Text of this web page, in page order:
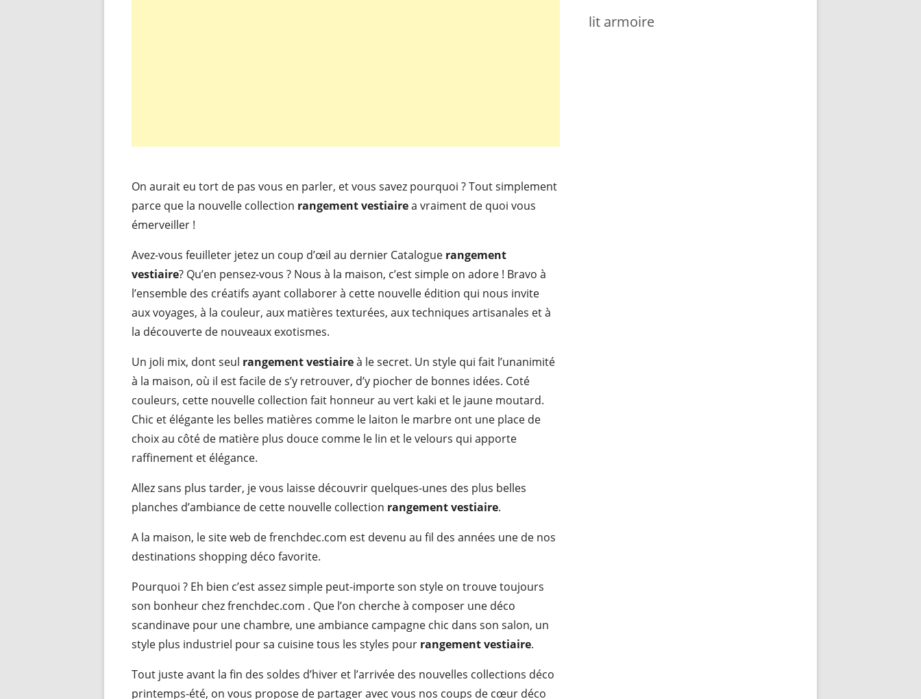
On aurait eu tort de pas vous en parler, et vous savez pourquoi ? Tout simplement
parce que la nouvelle collection rangement vestiairea vraiment de quoi vous
émerveiller !
Avez-vous feuilleter jetez un coup d’œil au dernier Catalogue rangement
vestiaire? Qu’en pensez-vous ? Nous à la maison, c’est simple on adore ! Bravo à
l’ensemble des créatifs ayant collaborer à cette nouvelle édition qui nous invite
aux voyages, à la couleur, aux matières texturées, aux techniques artisanales et à
la découverte de nouveaux exotismes.
Un joli mix, dont seul rangement vestiaireà le secret. Un style qui fait l’unanimité
à la maison, où il est facile de s’y retrouver, d’y piocher de bonnes idées. Coté
couleurs, cette nouvelle collection fait honneur au vert kaki et le jaune moutard.
Chic et élégante les belles matières comme le laiton le marbre ont une place de
choix au côté de matière plus douce comme le lin et le velours qui apporte
raffinement et élégance.
Allez sans plus tarder, je vous laisse découvrir quelques-unes des plus belles
planches d’ambiance de cette nouvelle collection rangement vestiaire.
A la maison, le site web de frenchdec.com est devenu au fil des années une de nos
destinations shopping déco favorite.
Pourquoi ? Eh bien c’est assez simple peut-importe son style on trouve toujours
son bonheur chez frenchdec.com . Que l’on cherche à composer une déco
scandinave pour une chambre, une ambiance campagne chic dans son salon, un
style plus industriel pour sa cuisine tous les styles pour rangement vestiaire.
Tout juste avant la fin des soldes d’hiver et l’arrivée des nouvelles collections déco
printemps-été, on vous propose de partager avec vous nos coups de cœur déco
lit armoire